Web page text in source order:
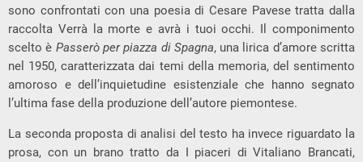
sono confrontati con una poesia di Cesare Pavesetratta dalla
raccolta Verrà la morte e avrà i tuoi occhi. Il componimento
scelto è Passerò per piazza di Spagna, una lirica d’amore scritta
nel 1950, caratterizzata dai temi della memoria, del sentimento
amoroso e dell’inquietudine esistenziale che hanno segnato
l’ultima fase della produzione dell’autore piemontese.
La seconda proposta di analisi del testo ha invece riguardato la
prosa, con un brano tratto da I piaceri diVitaliano Brancati,